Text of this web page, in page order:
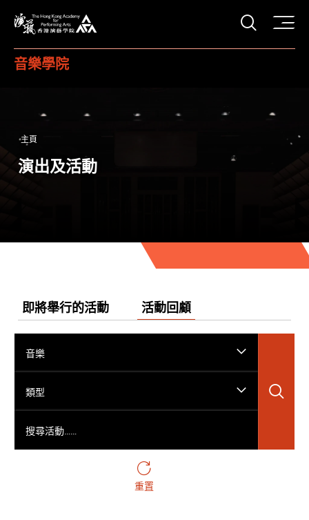
打開
音樂學院
主頁
演出及活動
即將舉行的活動 活動回顧
音樂
類型
重置